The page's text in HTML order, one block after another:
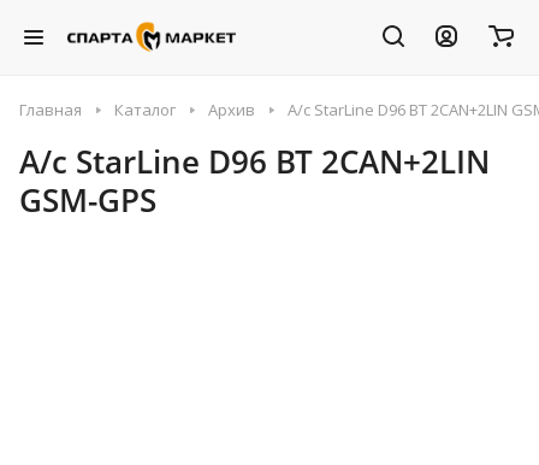
Главная Каталог Архив А/с StarLine D96 BT 2CAN+2LIN
А/с StarLine D96 BT 2CAN+2LIN
GSM-GPS